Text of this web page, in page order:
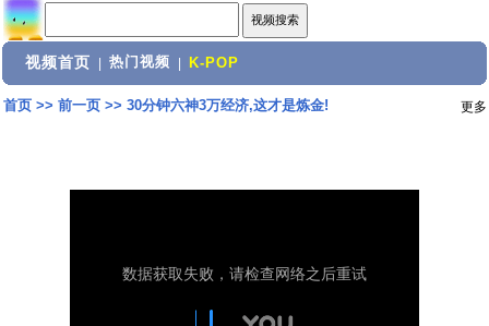
视频首页 热门视频 K-POP
首页>> 前一页>> 30分钟六神3万经济,这才是炼金! 更多